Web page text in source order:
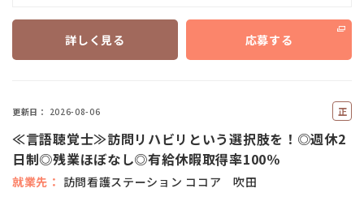
詳しく見る 応募する
更新日 2026-08-06
正
員
≪言語聴覚士≫訪問リハビリという選択肢を！◎週休2
日制◎残業ほぼなし◎有給休暇取得率100％
就業先 訪問看護ステーション ココア 吹田